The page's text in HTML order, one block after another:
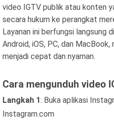
video IGTV publik atau konten
secara hukum ke perangkat
Layanan ini berfungsi langsung
Android, iOS, PC, dan
menjadi cepat dan nyaman.
Cara mengunduh video
Langkah 1: Buka aplikasi
Instagram.com